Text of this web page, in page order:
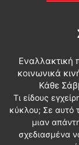
Εναλλακτική
κοινωνικά
Κάθε
Τι είδους
κύκλου; Σε αυτό
μιαν
σχεδιασμένα